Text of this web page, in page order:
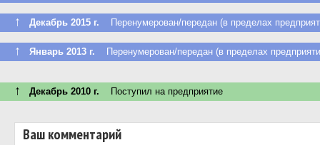
↑ Декабрь 2015 г. Перенумерован/передан (в пределах
↑ Январь 2013 г. Перенумерован/передан (в пределах
↑ Декабрь 2010 г. Поступил на предприятие
Ваш комментарий